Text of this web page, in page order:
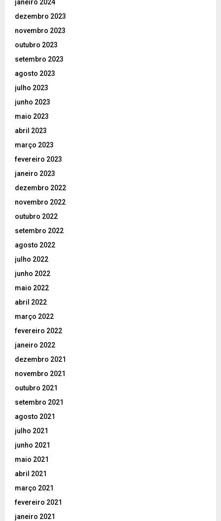
janeiro 2024
dezembro 2023
novembro 2023
outubro 2023
setembro 2023
agosto 2023
julho 2023
junho 2023
maio 2023
abril 2023
março 2023
fevereiro 2023
janeiro 2023
dezembro 2022
novembro 2022
outubro 2022
setembro 2022
agosto 2022
julho 2022
junho 2022
maio 2022
abril 2022
março 2022
fevereiro 2022
janeiro 2022
dezembro 2021
novembro 2021
outubro 2021
setembro 2021
agosto 2021
julho 2021
junho 2021
maio 2021
abril 2021
março 2021
fevereiro 2021
janeiro 2021